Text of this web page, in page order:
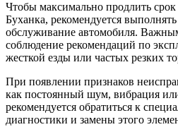
Чтобы максимально продлить
Буханка, рекомендуется
обслуживание автомобиля.
соблюдение рекомендаций по
жесткой езды или частых резких
При появлении признаков
как постоянный шум, вибрация
рекомендуется обратиться к
диагностики и замены этого